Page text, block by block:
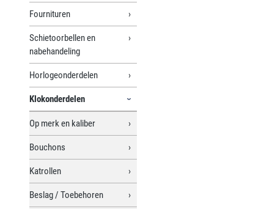
Fournituren
Schietoorbellen en
nabehandeling
Horlogeonderdelen
Klokonderdelen
Op merk en kaliber
Bouchons
Katrollen
Beslag / Toebehoren